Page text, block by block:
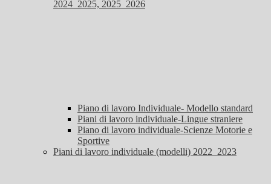
2024_2025, 2025_2026
Piano di lavoro Individuale- Modello standard
Piani di lavoro individuale-Lingue straniere
Piano di lavoro individuale-Scienze Motorie e
Sportive
Piani di lavoro individuale (modelli) 2022_2023